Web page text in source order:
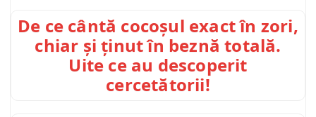
De ce cântă cocoșul exact în zori,
chiar și ținut în beznă totală.
Uite ce au descoperit
cercetătorii!